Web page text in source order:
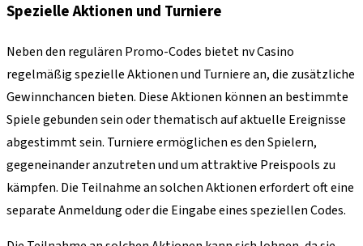
Spezielle Aktionen und Turniere
Neben den regulären Promo-Codes bietet nv Casino
regelmäßig spezielle Aktionen und Turniere an, die zusätzliche
Gewinnchancen bieten. Diese Aktionen können an bestimmte
Spiele gebunden sein oder thematisch auf aktuelle Ereignisse
abgestimmt sein. Turniere ermöglichen es den Spielern,
gegeneinander anzutreten und um attraktive Preispools zu
kämpfen. Die Teilnahme an solchen Aktionen erfordert oft eine
separate Anmeldung oder die Eingabe eines speziellen Codes.